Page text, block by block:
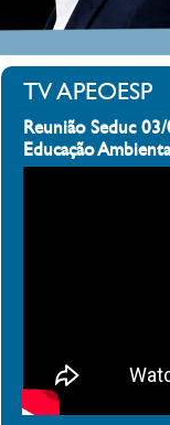
TV APEOESP
Reunião Seduc
Educação